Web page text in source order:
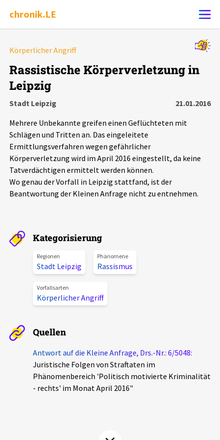
chronik.LE
Chronik
Leipziger Zustände
Schlaglichter
Aktuelles
Alle Beiträge
Veranstaltungen
Pressemitteilungen
Über uns
Projektbeschreibung
Kontakt
Unterstützer_innen
chronik.LE in der Presse
Körperlicher Angriff
Rassistische Körperverletzung in
Leipzig
Stadt Leipzig
21.01.2016
Mehrere Unbekannte greifen einen Geflüchteten mit
Schlägen und Tritten an. Das eingeleitete
Ermittlungsverfahren wegen gefährlicher
Körperverletzung wird im April 2016 eingestellt, da keine
Tatverdächtigen ermittelt werden können.
Wo genau der Vorfall in Leipzig stattfand, ist der
Beantwortung der Kleinen Anfrage nicht zu entnehmen.
Kategorisierung
Regionen
Stadt Leipzig
Phänomene
Rassismus
Vorfallsarten
Körperlicher Angriff
Quellen
Antwort auf die Kleine Anfrage, Drs.-Nr.: 6/5048:
Juristische Folgen von Straftaten im
Phänomenbereich 'Politisch motivierte Kriminalität
- rechts' im Monat April 2016"
Alle Ereignisse
Ereignisse
Ereignisse